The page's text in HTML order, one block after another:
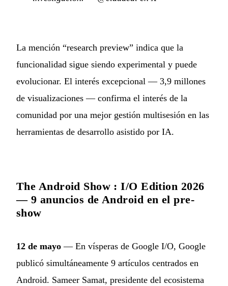
La mención “research preview” indica que la
funcionalidad sigue siendo experimental y puede
evolucionar. El interés excepcional — 3,9 millones
de visualizaciones — confirma el interés de la
comunidad por una mejor gestión multisesión en las
herramientas de desarrollo asistido por IA.
The Android Show : I/O Edition 2026
— 9 anuncios de Android en el pre-
show
12 de mayo — En vísperas de Google I/O, Google
publicó simultáneamente 9 artículos centrados en
Android. Sameer Samat, presidente del ecosistema